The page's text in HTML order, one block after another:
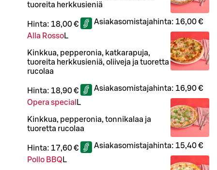
tuoreita herkkusieniä
Hinta: 18,00 € Asiakasomistajahinta: 16,00 €
Alla RossoL
Kinkkua, pepperonia, katkarapuja,
tuoreita herkkusieniä, oliiveja ja tuoretta
rucolaa
Hinta: 18,90 € Asiakasomistajahinta: 16,90 €
Opera special L
Kinkkua, pepperonia, tonnikalaa ja
tuoretta rucolaa
Hinta: 17,60 € Asiakasomistajahinta: 15,40 €
Pollo BBQ L